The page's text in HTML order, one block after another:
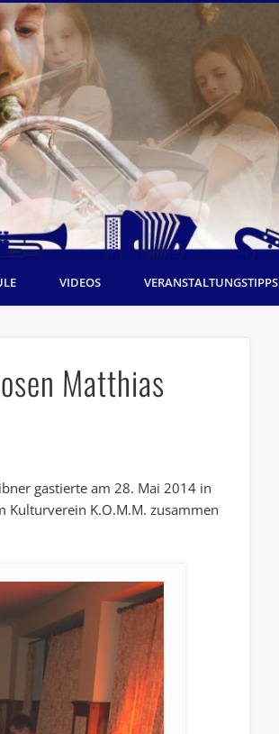
VIDEOS VERANSTALTUNGSTIPPS
Matthias
gastierte am 28. Mai 2014 in
Kulturverein K.O.M.M. zusammen